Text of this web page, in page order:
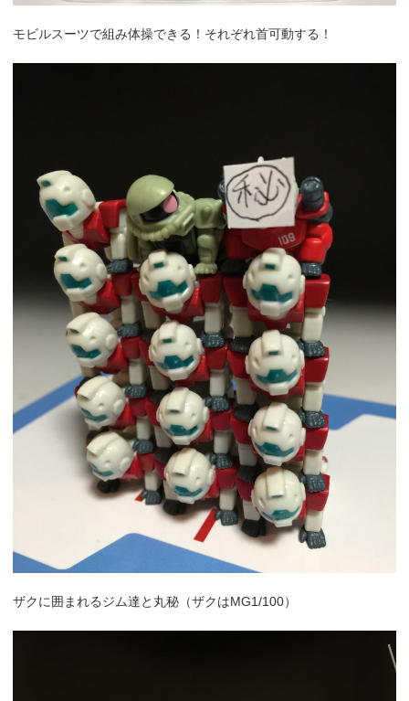
モビルスーツで組み体操できる！それぞれ首可動する！
ザクに囲まれるジム達と丸秘（ザクはMG1/100）